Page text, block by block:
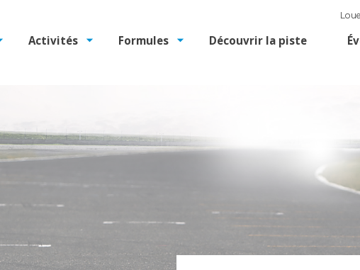
Activités Formules Découvrir la piste